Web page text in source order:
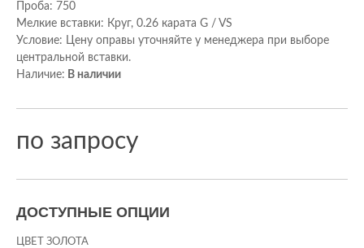
Проба: 750
Мелкие вставки: Круг, 0.26 карата G / VS
Условие: Цену оправы уточняйте у менеджера при выборе
центральной вставки.
Наличие: В наличии
по запросу
ДОСТУПНЫЕ ОПЦИИ
ЦВЕТ ЗОЛОТА